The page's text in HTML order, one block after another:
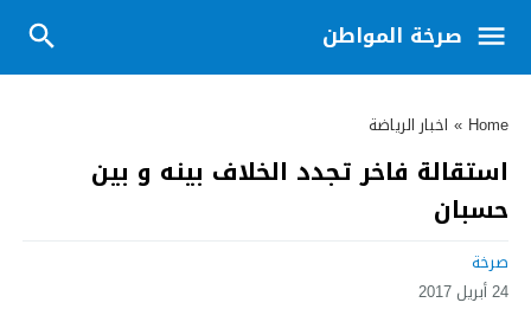
صرخة المواطن
Home
» اخبار الرياضة
استقالة فاخر تجدد الخلاف بينه و بين
حسبان
صرخة
24 أبريل 2017